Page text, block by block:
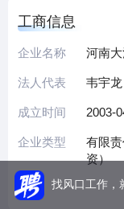
运输、配送”一体
工商信息
企业名称 河南
法人代表 韦宇龙
成立时间 2003-
企业类型
有限
资）
找风口工作，